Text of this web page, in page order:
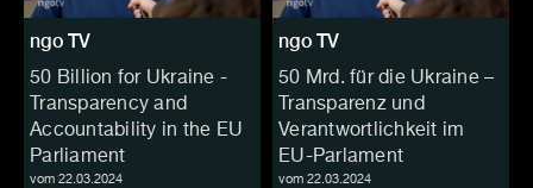
ngo TV
50 Billion for Ukraine -
Transparency and
Accountability in the EU
Parliament
vom 22.03.2024
ngo TV
50 Mrd. für die Ukraine –
Transparenz und
Verantwortlichkeit im
EU-Parlament
vom 22.03.2024